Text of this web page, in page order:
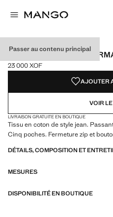
Passer au contenu principal
JEAN DROIT TAILLE
Prix actuel [23 000 XOF ]
23 000 XOF
Choisissez une couleur
Couleur Bleu moyen
Couleur Bleu clair sélectionnée
AJOUTER
VOIR
LIVRAISON GRATUITE EN BOUTIQUE
Tissu en coton de style jean.
Cinq poches. Fermeture zip et
DÉTAILS, COMPOSITION ET
MESURES
DISPONIBILITÉ EN BOUTIQUE